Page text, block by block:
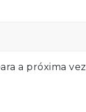
a próxima